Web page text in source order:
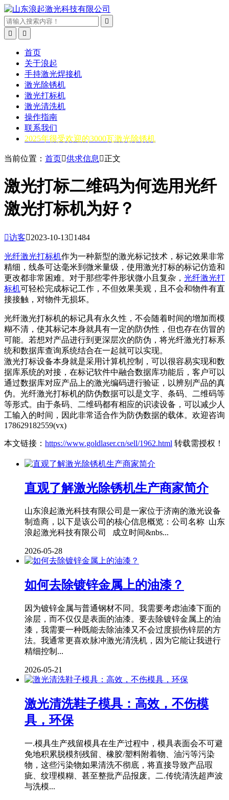



首页
关于浪起
手持激光焊接机
激光除锈机
激光打标机
激光清洗机
操作指南
联系我们
2025年很受欢迎的3000瓦激光除锈机
当前位置： 首页供求信息 正文
激光打标二维码为何选用光纤
激光打标机为好？
访客2023-10-131484
光纤激光打标机作为一种新型的激光标记技术，标记效果非常
精细，线条可达毫米到微米量级，使用激光打标的标记仿造和
更改都非常困难。对于那些零件形状微小且复杂， 光纤激光打
标机可轻松完成标记工作，不但效果美观，且不会和物件有直
接接触，对物件无损坏。
光纤激光打标机的标记具有永久性，不会随着时间的增加而模
糊不清，使其标记本身就具有一定的防伪性，但也存在仿冒的
可能。若想对产品进行到更深层次的防伪，将光纤激光打标系
统和数据库查询系统结合在一起就可以实现。
激光打标设备本身就是采用计算机控制，可以很容易实现和数
据库系统的对接，在标记软件中融合数据库功能后，客户可以
通过数据库对应产品上的激光编码进行验证，以辨别产品的真
伪。光纤激光打标机的防伪数据可以是文字、条码、二维码等
等形式。由于条码、二维码都有相应的识读设备，可以减少人
工输入的时间，因此非常适合作为防伪数据的载体。欢迎咨询
178629182559(vx)
本文链接： https://www.goldlaser.cn/sell/1962.html 转载需授权！
直观了解激光除锈机生产商家简介
山东浪起激光科技有限公司是一家位于济南的激光设备
制造商，以下是该公司的核心信息概览：公司名称 山东
浪起激光科技有限公司 成立时间&nbs...
2026-05-28
如何去除镀锌金属上的油漆？
因为镀锌金属与普通钢材不同。我需要考虑油漆下面的
涂层，而不仅仅是表面的油漆。要去除镀锌金属上的油
漆，我需要一种既能去除油漆又不会过度损伤锌层的方
法。我通常更喜欢脉冲激光清洗机，因为它能让我进行
精细控制...
2026-05-21
激光清洗鞋子模具：高效，不伤模
具，环保
一.模具生产残留模具在生产过程中，模具表面会不可避
免地积累脱模剂残留、橡胶/塑料附着物、油污等污染
物，这些污染物如果清洗不彻底，将直接导致产品瑕
疵、纹理模糊、甚至整批产品报废。二.传统清洗超声波
与洗模...